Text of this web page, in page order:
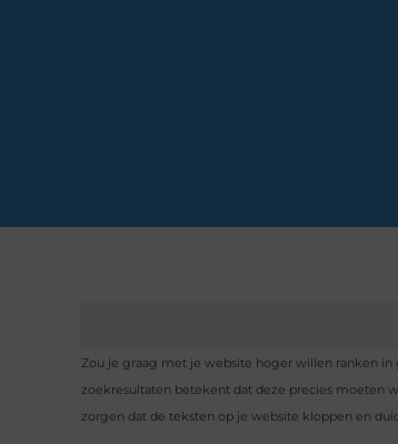
Zou je graag met je website hoger willen ranken
zoekresultaten betekent dat deze precies moeten
zorgen dat de teksten op je website kloppen en